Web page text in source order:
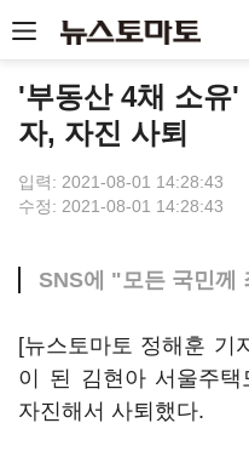
'부동산 4채 소유
자, 자진 사퇴
입력: 2021-08-01 14:28:43
수정: 2021-08-01 14:28:43
SNS에 "모든 국민께
[뉴스토마토 정해훈 기
이 된 김현아 서울주
자진해서 사퇴했다.